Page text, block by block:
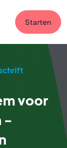
Starten
voor
-